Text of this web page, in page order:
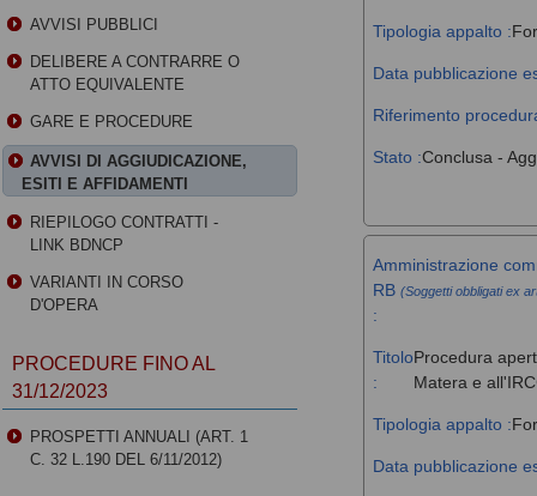
Tipologia appalto :
Data pubblicazione
Riferimento
Stato :Conclusa -
Amministrazione
RB (Soggetti obbligati ex
:
Titolo
:
Procedura
Matera e
Tipologia appalto :
Data pubblicazione
AVVISI PUBBLICI
DELIBERE A CONTRARRE O
ATTO EQUIVALENTE
GARE E PROCEDURE
AVVISI DI AGGIUDICAZIONE,
ESITI E AFFIDAMENTI
RIEPILOGO CONTRATTI -
LINK BDNCP
VARIANTI IN CORSO
D'OPERA
PROCEDURE FINO AL
31/12/2023
PROSPETTI ANNUALI (ART. 1
C. 32 L.190 DEL 6/11/2012)